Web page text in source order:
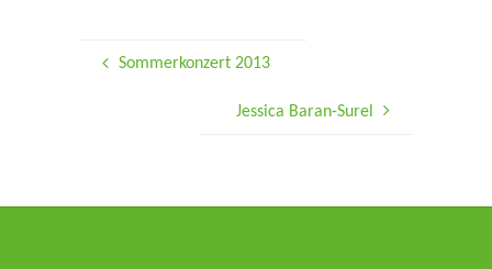
Sommerkonzert 2013
Jessica Baran-Surel